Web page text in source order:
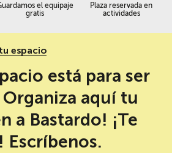
el equipaje
gratis
Plaza reservada en
actividades
espacio
está para ser
aquí tu
a Bastardo! ¡Te
Escríbenos.